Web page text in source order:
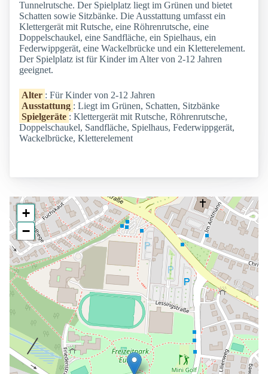
Tunnelrutsche. Der Spielplatz liegt im Grünen und bietet
Schatten sowie Sitzbänke. Die Ausstattung umfasst ein
Klettergerät mit Rutsche, eine Röhrenrutsche, eine
Doppelschaukel, eine Sandfläche, ein Spielhaus, ein
Federwippgerät, eine Wackelbrücke und ein Kletterelement.
Der Spielplatz ist für Kinder im Alter von 2-12 Jahren
geeignet.
Alter : Für Kinder von 2-12 Jahren
Ausstattung : Liegt im Grünen, Schatten, Sitzbänke
Spielgeräte : Klettergerät mit Rutsche, Röhrenrutsche,
Doppelschaukel, Sandfläche, Spielhaus, Federwippgerät,
Wackelbrücke, Kletterelement
+
−